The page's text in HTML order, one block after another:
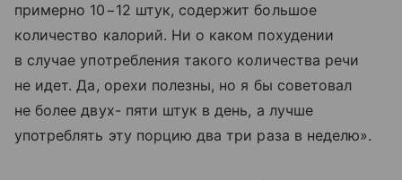
примерно 10−12 штук, содержит большое
количество калорий. Ни о каком похудении
в случае употребления такого количества речи
не идет. Да, орехи полезны, но я бы советовал
не более двух- пяти штук в день, а лучше
употреблять эту порцию два три раза в неделю».